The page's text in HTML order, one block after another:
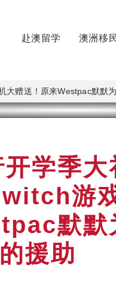
赴澳留学 澳洲移
赠送！原来Westpac默默
学季大
游
默默
援助